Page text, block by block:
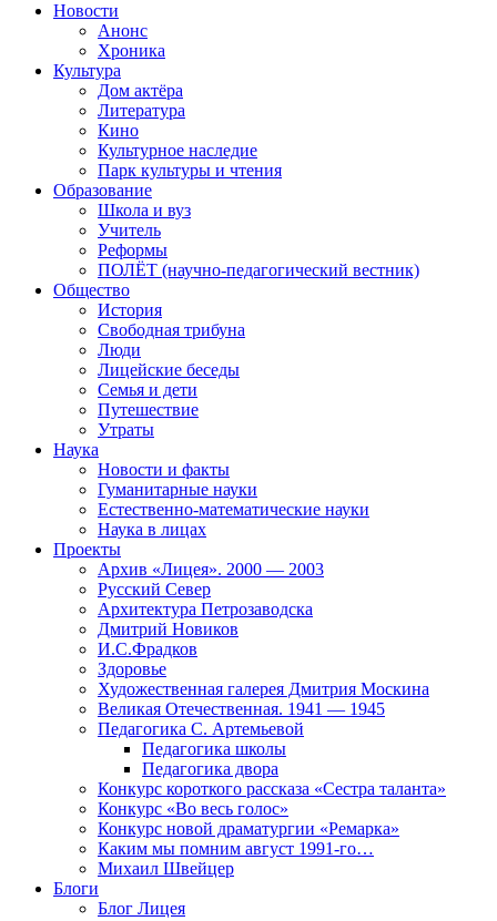
Новости
Анонс
Хроника
Культура
Дом актёра
Литература
Кино
Культурное наследие
Парк культуры и чтения
Образование
Школа и вуз
Учитель
Реформы
ПОЛЁТ (научно-педагогический вестник)
Общество
История
Свободная трибуна
Люди
Лицейские беседы
Семья и дети
Путешествие
Утраты
Наука
Новости и факты
Гуманитарные науки
Естественно-математические науки
Наука в лицах
Проекты
Архив «Лицея». 2000 — 2003
Русский Север
Архитектура Петрозаводска
Дмитрий Новиков
И.С.Фрадков
Здоровье
Художественная галерея Дмитрия Москина
Великая Отечественная. 1941 — 1945
Педагогика С. Артемьевой
Педагогика школы
Педагогика двора
Конкурс короткого рассказа «Сестра таланта»
Конкурс «Во весь голос»
Конкурс новой драматургии «Ремарка»
Каким мы помним август 1991-го…
Михаил Швейцер
Блоги
Блог Лицея